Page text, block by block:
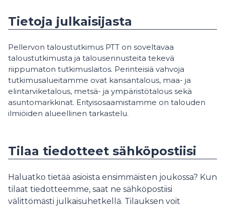
Tietoja julkaisijasta
Pellervon taloustutkimus PTT on soveltavaa
taloustutkimusta ja talousennusteita tekevä
riippumaton tutkimuslaitos. Perinteisiä vahvoja
tutkimusalueitamme ovat kansantalous, maa- ja
elintarviketalous, metsä- ja ympäristötalous sekä
asuntomarkkinat. Erityisosaamistamme on talouden
ilmiöiden alueellinen tarkastelu.
Tilaa tiedotteet sähköpostiisi
Haluatko tietää asioista ensimmäisten joukossa? Kun
tilaat tiedotteemme, saat ne sähköpostiisi
välittömästi julkaisuhetkellä. Tilauksen voit